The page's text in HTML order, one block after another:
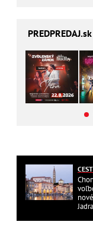
PREDPREDAJ